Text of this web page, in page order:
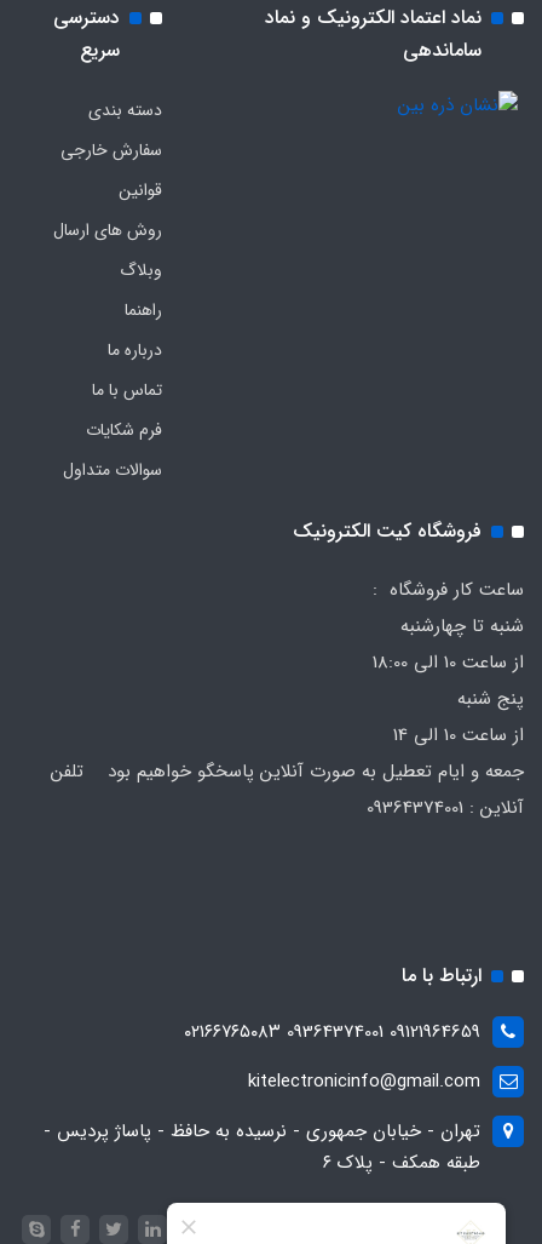
نماد اعتماد الکترونیک و نماد
ساماندهی
دسترسی
سریع
دسته بندی
سفارش خارجی
قوانین
روش های ارسال
وبلاگ
راهنما
درباره ما
تماس با ما
فرم‌ شکایات
سوالات متداول
فروشگاه کیت الکترونیک
ساعت کار فروشگاه :
شنبه تا چهارشنبه
از ساعت 10 الی 18:00
پنج شنبه
از ساعت 10 الی 14
جمعه و ایام تعطیل به صورت آنلاین پاسخگو خواهیم بود تلفن
ارتباط با ما
09121964659 09364374001 ۰۲۱۶۶۷۶۵۰۸۳
kitelectronicinfo@gmail.com
تهران - خیابان جمهوری - نرسیده به حافظ - پاساژ پردیس -
طبقه همکف - پلاک ۶